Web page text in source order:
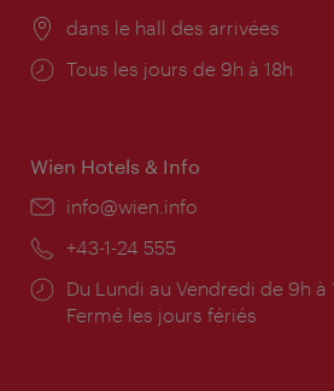
Lieu:
dans le hall des arrivées
Horaires
Tous les jours de 9h à 18h
Wien Hotels & Info
E-
info@wien.info
Téléphone:
+43-1-24 555
Horaires
d'ouverture:
Du Lundi au Vendredi de 9h à
Fermé les jours fériés